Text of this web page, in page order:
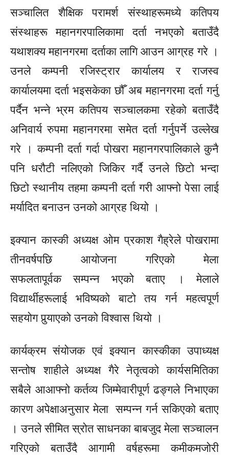
सञ्चालित शैक्षिक परामर्शसंस्थाहरूमध्येकतिपय
संस्थाहरूमहानगरपालिकामा दर्ता नभएको बताउँदै
यथाशक्यमहानगरमा दर्ताका लागि आउन आग्रह गरे ।
उनले कम्पनी रजिस्ट्रार कार्यालय र राजस्व
कार्यालयमा दर्ताभइसकेकाछौँ अब महानगरमा दर्ता गर्नु
पर्दैन भन्ने भ्रम कतिपयसञ्चालकमारहेको बताउँदै
अनिवार्य रुपमा महानगरमा समेत दर्ता गर्नुपर्ने उल्लेख
गरे ।कम्पनीदर्ता गर्दा पोखरा महानगरपालिकाले कुनै
पनि धरौटीनलिएको जिकिर गर्दै उनले छिटो भन्दा
छिटोस्थानीयतहमाकम्पनीदर्ता गरी आफ्नो पेसा लाई
मर्यादित बनाउन उनको आग्रह थियो ।
इक्यान कास्की अध्यक्ष ओम प्रकाशगैह्रेलेपोखरामा
तीनवर्षपछिआयोजना गरिएको मेला
सफलतापूर्वकसम्पन्न भएको बताए । मेलाले
विद्यार्थीहरूलाईभविष्यको बाटो तय गर्नमहत्वपूर्ण
सहयोग पुर्‍याएको उनको विश्वास थियो ।
कार्यक्रम संयोजक एवंइक्यान कास्कीका उपाध्यक्ष
सन्तोष शाहीले अध्यक्ष गैरे नेतृत्वको कार्यसमितिका
सबैले आआफ्नो कर्तव्यजिम्मेवारीपूर्ण ढङ्गलेनिभाएका
कारण अपेक्षाअनुसार मेला सम्पन्न गर्न सकिएको बताए
। उनलेसीमितस्रोत साधनका बाबजुद मेला सञ्चालन
गरिएको बताउँदै आगामीवर्षहरूमाकमीकमजोरी